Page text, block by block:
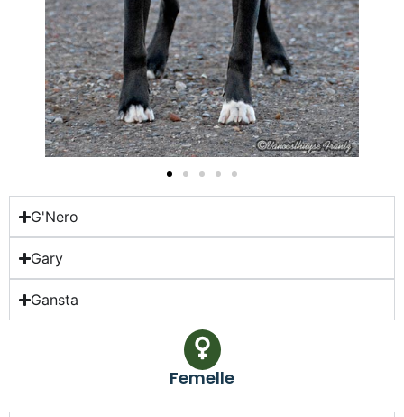
G'Nero
Gary
Gansta
Femelle